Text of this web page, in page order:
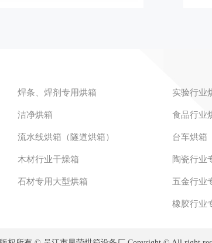
焊条、焊剂专用烘箱
洁净烘箱
流水线烘箱（隧道烘箱）
木材行业干燥箱
石材专用大型烘箱
实验行业
食品行业
台车烘箱
陶瓷行业
五金行业
橡胶行业